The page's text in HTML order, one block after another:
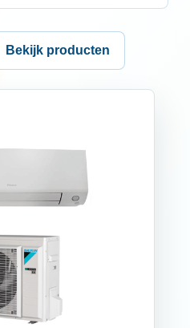
Bekijk producten